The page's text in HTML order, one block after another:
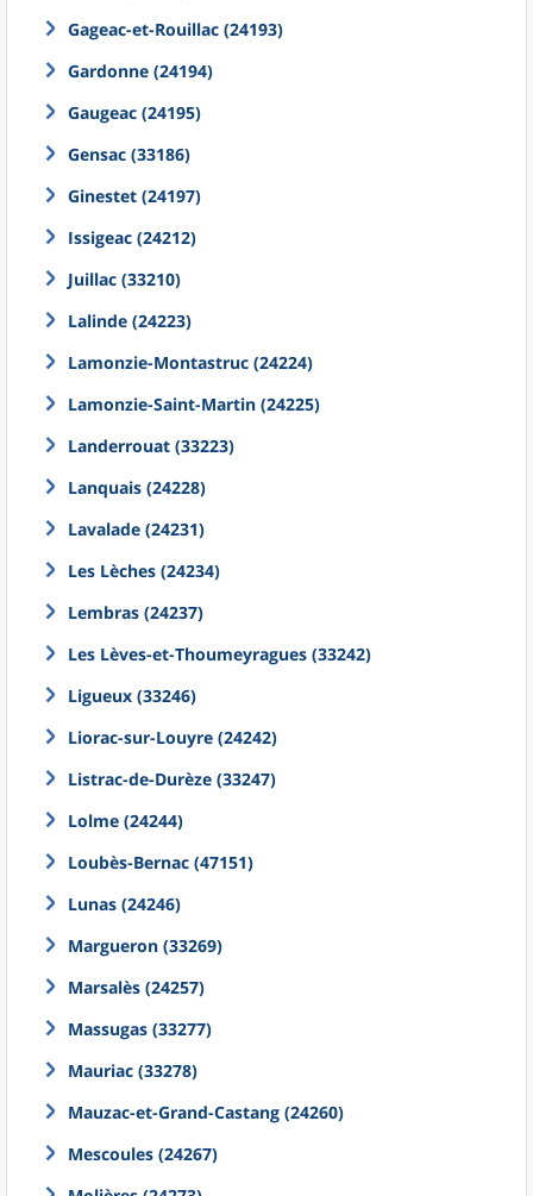
Gageac-et-Rouillac (24193)
Gardonne (24194)
Gaugeac (24195)
Gensac (33186)
Ginestet (24197)
Issigeac (24212)
Juillac (33210)
Lalinde (24223)
Lamonzie-Montastruc (24224)
Lamonzie-Saint-Martin (24225)
Landerrouat (33223)
Lanquais (24228)
Lavalade (24231)
Les Lèches (24234)
Lembras (24237)
Les Lèves-et-Thoumeyragues (33242)
Ligueux (33246)
Liorac-sur-Louyre (24242)
Listrac-de-Durèze (33247)
Lolme (24244)
Loubès-Bernac (47151)
Lunas (24246)
Margueron (33269)
Marsalès (24257)
Massugas (33277)
Mauriac (33278)
Mauzac-et-Grand-Castang (24260)
Mescoules (24267)